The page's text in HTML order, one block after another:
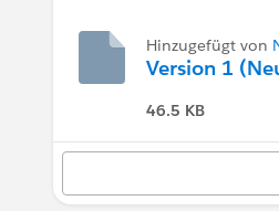
Hinzugefügt von
Version 1
46.5 KB